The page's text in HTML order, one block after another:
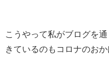
こうやって私がブログを
きているのもコロナのおか